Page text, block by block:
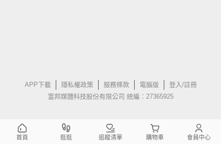
APP下載 隱私權政策 服務條款 電腦版
登入/註冊
富邦媒體科技股份有限公司 統編：27365925
首頁 逛逛 追蹤清單 購物車 會員中心